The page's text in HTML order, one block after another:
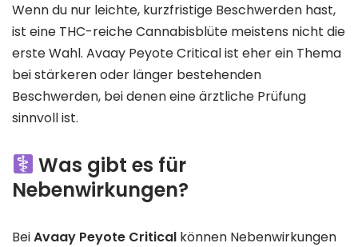
Wenn du nur leichte, kurzfristige Beschwerden hast,
ist eine THC-reiche Cannabisblüte meistens nicht die
erste Wahl. Avaay Peyote Critical ist eher ein Thema
bei stärkeren oder länger bestehenden
Beschwerden, bei denen eine ärztliche Prüfung
sinnvoll ist.
Was gibt es für
Nebenwirkungen?
BeiAvaay Peyote Critical können Nebenwirkungen